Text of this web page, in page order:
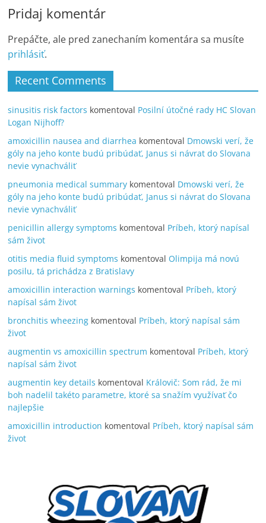
Pridaj komentár
Prepáčte, ale pred zanechaním komentára sa musíte
prihlásiť.
Recent Comments
sinusitis risk factors komentoval Posilní útočné rady HC Slovan
Logan Nijhoff?
amoxicillin nausea and diarrhea komentoval Dmowski verí, že
góly na jeho konte budú pribúdať, Janus si návrat do Slovana
nevie vynachváliť
pneumonia medical summary komentoval Dmowski verí, že
góly na jeho konte budú pribúdať, Janus si návrat do Slovana
nevie vynachváliť
penicillin allergy symptoms komentoval Príbeh, ktorý napísal
sám život
otitis media fluid symptoms komentoval Olimpija má novú
posilu, tá prichádza z Bratislavy
amoxicillin interaction warnings komentoval Príbeh, ktorý
napísal sám život
bronchitis wheezing komentoval Príbeh, ktorý napísal sám
život
augmentin vs amoxicillin spectrum komentoval Príbeh, ktorý
napísal sám život
augmentin key details komentoval Královič: Som rád, že mi
boh nadelil takéto parametre, ktoré sa snažím využívať čo
najlepšie
amoxicillin introduction komentoval Príbeh, ktorý napísal sám
život